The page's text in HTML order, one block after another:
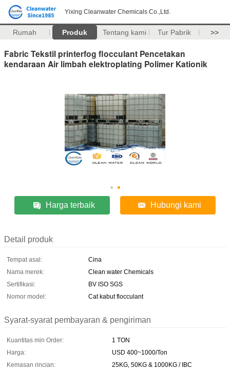
Yixing Cleanwater Chemicals Co.,Ltd.
Rumah Produk Tentang kami Tur Pabrik >>
Fabric Tekstil printerfog flocculant Pencetakan
kendaraan Air limbah elektroplating Polimer Kationik
Harga terbaik Hubungi kami
Detail produk
Tempat asal:
Cina
Nama merek:
Clean water Chemicals
Sertifikasi:
BV ISO SGS
Nomor model:
Cat kabut flocculant
Syarat-syarat pembayaran & pengiriman
Kuantitas min Order:
1 TON
Harga:
USD 400~1000/Ton
Kemasan rincian:
25KG, 50KG & 1000KG / IBC